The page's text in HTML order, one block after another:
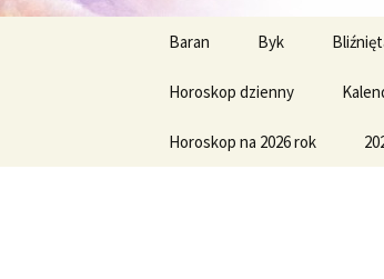
treści
Baran Byk
Horoskop dzienny
Horoskop na 2026 rok